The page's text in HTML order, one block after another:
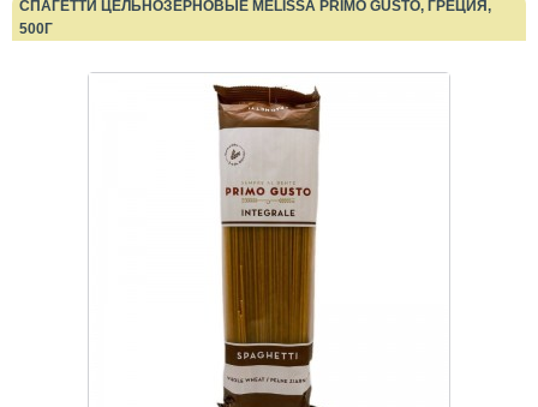
СПАГЕТТИ ЦЕЛЬНОЗЕРНОВЫЕ MELISSA PRIMO GUSTO, ГРЕЦИЯ,
500Г